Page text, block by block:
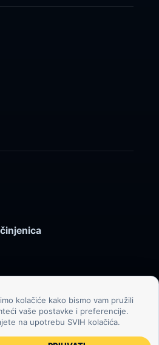
Sva prava pridržana.
i velike ideje za znatiželjne
kolačiće kako bismo vam pružili
vaše postavke i preferencije.
na upotrebu SVIH kolačića.